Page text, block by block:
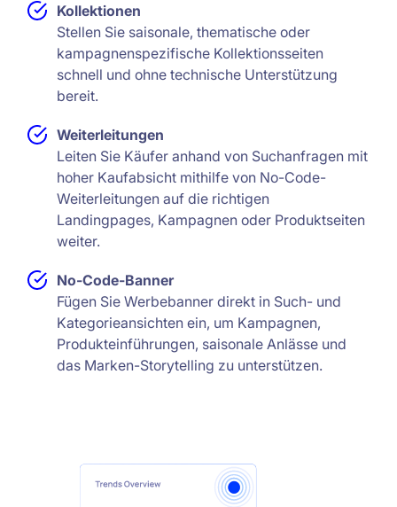
Kollektionen
Stellen Sie saisonale, thematische oder
kampagnenspezifische Kollektionsseiten
schnell und ohne technische Unterstützung
bereit.
Weiterleitungen
Leiten Sie Käufer anhand von Suchanfragen mit
hoher Kaufabsicht mithilfe von No-Code-
Weiterleitungen auf die richtigen
Landingpages, Kampagnen oder Produktseiten
weiter.
No-Code-Banner
Fügen Sie Werbebanner direkt in Such- und
Kategorieansichten ein, um Kampagnen,
Produkteinführungen, saisonale Anlässe und
das Marken-Storytelling zu unterstützen.